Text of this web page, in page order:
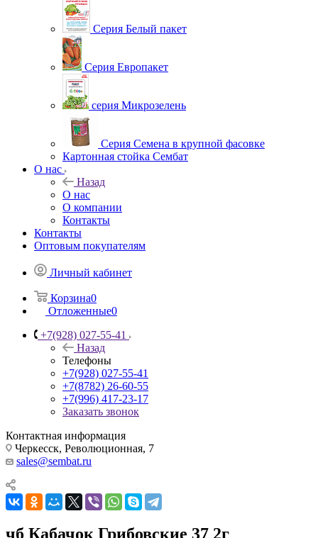
Серия Белый пакет
Серия Европакет
серия Микрозелень
Серия Семена в крупной фасовке
Картонная стойка Сембат
О нас
Назад
О нас
О компании
Контакты
Контакты
Оптовым покупателям
Личный кабинет
Корзина0
Отложенные0
+7(928) 027-55-41
Назад
Телефоны
+7(928) 027-55-41
+7(8782) 26-60-55
+7(996) 417-23-17
Заказать звонок
Контактная информация
Черкесск, Революционная, 7
sales@sembat.ru
чб Кабачок Грибовские 37 2г